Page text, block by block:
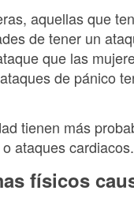
aquellas que
de tener un
que las
de pánico
tienen más
ataques cardiacos.
físicos